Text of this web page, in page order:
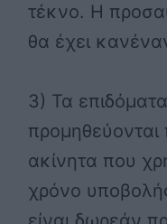
τέκνο. Η
θα έχει
3) Τα
προμηθεύονται
ακίνητα που
χρόνο